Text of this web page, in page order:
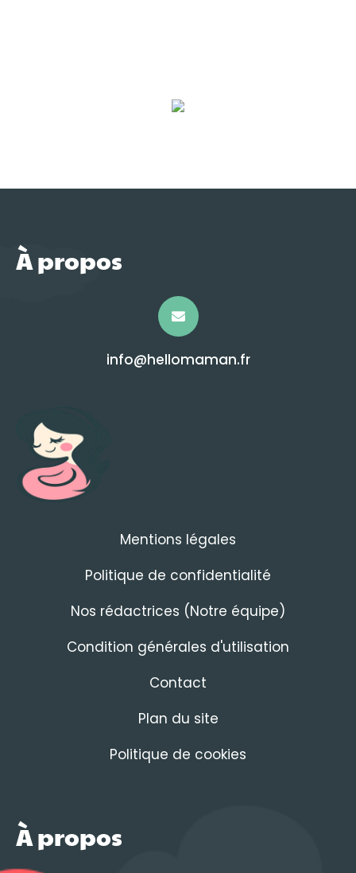
À propos
info@hellomaman.fr
Mentions légales
Politique de confidentialité
Nos rédactrices (Notre équipe)
Condition générales d'utilisation
Contact
Plan du site
Politique de cookies
À propos